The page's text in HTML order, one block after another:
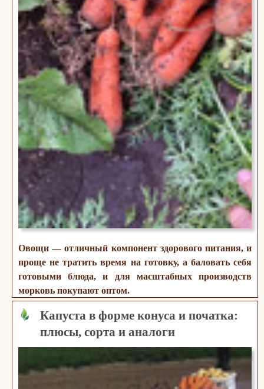
Овощи — отличный компонент здорового питания, и
проще не тратить время на готовку, а баловать себя
готовыми блюда, и для масштабных производств
морковь покупают оптом.
Капуста в форме конуса и початка:
плюсы, сорта и аналоги